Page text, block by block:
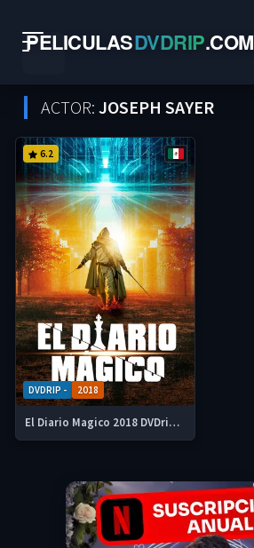
PELICULASDVDRIP.COM
ACTOR: JOSEPH SAYER
DVDRIP - 2018
6.2
El Diario Magico 2018 DVDrip Latino